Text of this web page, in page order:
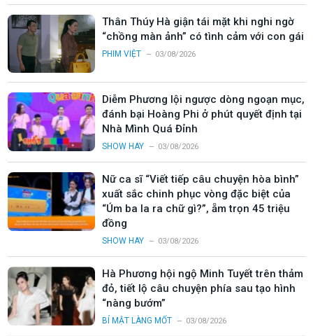
Thân Thúy Hà giận tái mặt khi nghi ngờ
“chồng màn ảnh” có tình cảm với con gái
PHIM VIỆT 03/08/2026
Diễm Phương lội ngược dòng ngoạn mục,
đánh bại Hoàng Phi ở phút quyết định tại
Nhà Mình Quá Đỉnh
SHOW HAY 03/08/2026
Nữ ca sĩ “Viết tiếp câu chuyện hòa bình”
xuất sắc chinh phục vòng đặc biệt của
“Úm ba la ra chữ gì?”, ẵm trọn 45 triệu
đồng
SHOW HAY 03/08/2026
Hà Phương hội ngộ Minh Tuyết trên thảm
đỏ, tiết lộ câu chuyện phía sau tạo hình
“nàng bướm”
BÍ MẬT LÀNG MỐT 03/08/2026